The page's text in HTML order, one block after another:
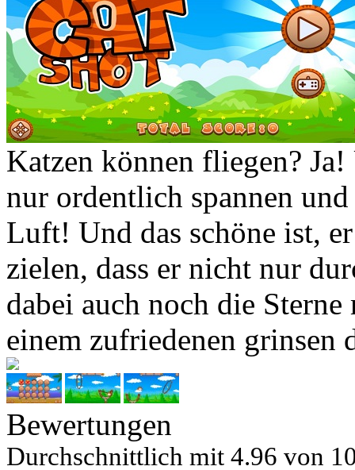
Katzen können fliegen?
nur ordentlich spannen
Luft! Und das schöne ist,
zielen, dass er nicht nur
dabei auch noch die
einem zufriedenen grinsen
Bewertungen
Durchschnittlich mit 4.96 von